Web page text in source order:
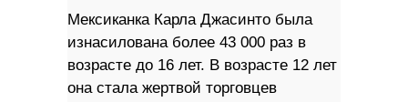
Мексиканка Карла Джасинто была
изнасилована более 43 000 раз в
возрасте до 16 лет. В возрасте 12 лет
она стала жертвой торговцев